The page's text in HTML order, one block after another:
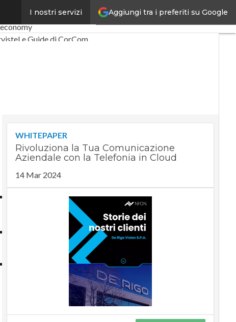
Aggiungi tra i preferiti su Google
I nostri servizi
Industria 4.0
Le Guide di CorCom
WHITEPAPER
Rivoluziona la Tua Comunicazione
Aziendale con la Telefonia in Cloud
14 Mar 2024